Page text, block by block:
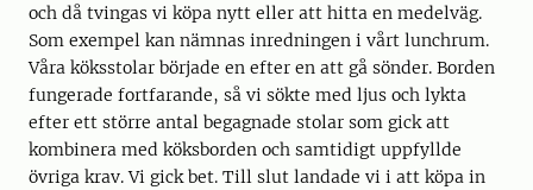
och då tvingas vi köpa nytt eller att hitta en medelväg.
Som exempel kan nämnas inredningen i vårt lunchrum.
Våra köksstolar började en efter en att gå sönder. Borden
fungerade fortfarande, så vi sökte med ljus och lykta
efter ett större antal begagnade stolar som gick att
kombinera med köksborden och samtidigt uppfyllde
övriga krav. Vi gick bet. Till slut landade vi i att köpa in